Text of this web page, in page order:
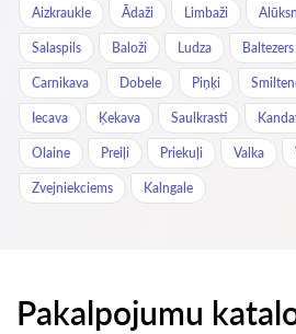
Aizkraukle Ādaži Limbaži
Salaspils Baloži Ludza Baltezers
Carnikava Dobele Piņķi
Iecava Ķekava Saulkrasti
Olaine Preiļi Priekuļi Valka
Zvejniekciems Kalngale
Pakalpojumu